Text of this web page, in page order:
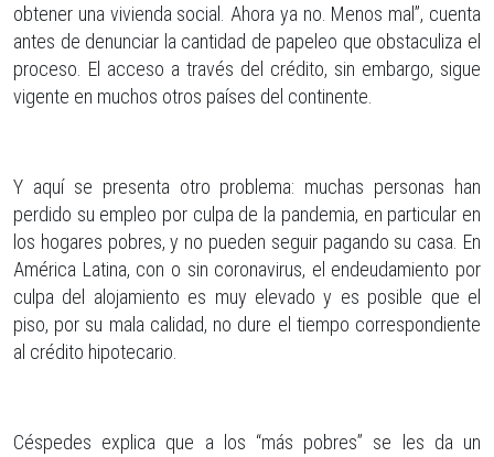
obtener una vivienda social. Ahora ya no. Menos mal”, cuenta
antes de denunciar la cantidad de papeleo que obstaculiza el
proceso. El acceso a través del crédito, sin embargo, sigue
vigente en muchos otros países del continente.
Y aquí se presenta otro problema: muchas personas han
perdido su empleo por culpa de la pandemia, en particular en
los hogares pobres, y no pueden seguir pagando su casa. En
América Latina, con o sin coronavirus, el endeudamiento por
culpa del alojamiento es muy elevado y es posible que el
piso, por su mala calidad, no dure el tiempo correspondiente
al crédito hipotecario.
Céspedes explica que a los “más pobres” se les da un